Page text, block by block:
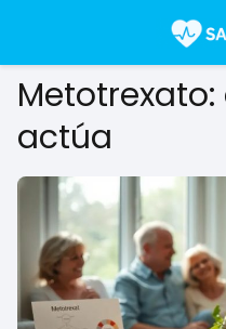
actúa